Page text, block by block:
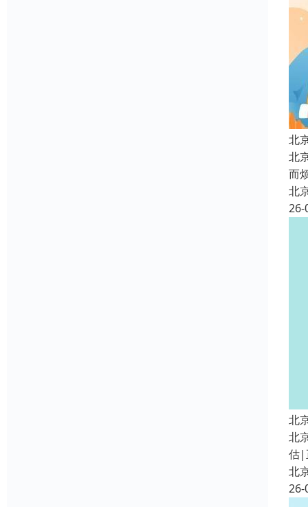
北
北
而
北
26-
北
北
估|
北
26-